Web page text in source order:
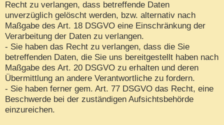
Recht zu verlangen, dass betreffende Daten
unverzüglich gelöscht werden, bzw. alternativ nach
Maßgabe des Art. 18 DSGVO eine Einschränkung der
Verarbeitung der Daten zu verlangen.
- Sie haben das Recht zu verlangen, dass die Sie
betreffenden Daten, die Sie uns bereitgestellt haben nach
Maßgabe des Art. 20 DSGVO zu erhalten und deren
Übermittlung an andere Verantwortliche zu fordern.
- Sie haben ferner gem. Art. 77 DSGVO das Recht, eine
Beschwerde bei der zuständigen Aufsichtsbehörde
einzureichen.